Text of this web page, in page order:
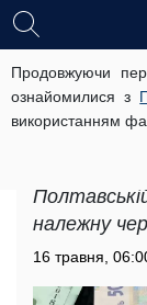
Продовжуючи
ознайомилися з
використанням
Грошова
у
можуть
Грошова
належну
16 травня,